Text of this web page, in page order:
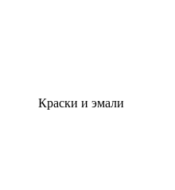
Краски и эмали